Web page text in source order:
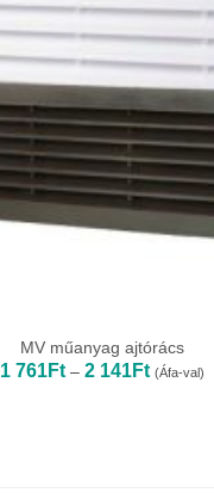
MV műanyag ajtórács
1 761Ft – 2 141Ft
1
(Áfa-val)